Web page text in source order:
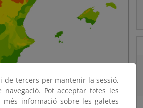
de tercers per mantenir la sessió,
Pot acceptar totes les
informació sobre les galetes